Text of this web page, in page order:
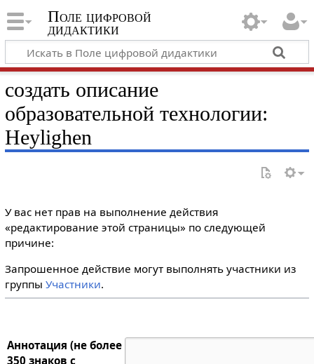
Поле цифровой
дидактики
создать описание
образовательной технологии:
Heylighen
У вас нет прав на выполнение действия
«редактирование этой страницы» по следующей
причине:
Запрошенное действие могут выполнять участники из
группы Участники.
Аннотация (не более
350 знаков с